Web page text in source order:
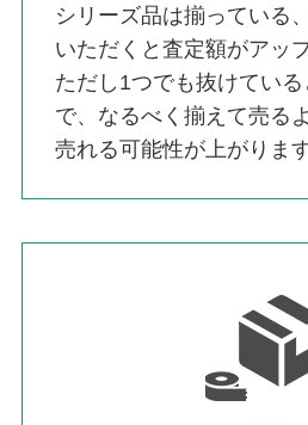
シリーズ品は揃っている
いただくと査定額がアッ
ただし1つでも抜けてい
で、なるべく揃えて売る
売れる可能性が上がります